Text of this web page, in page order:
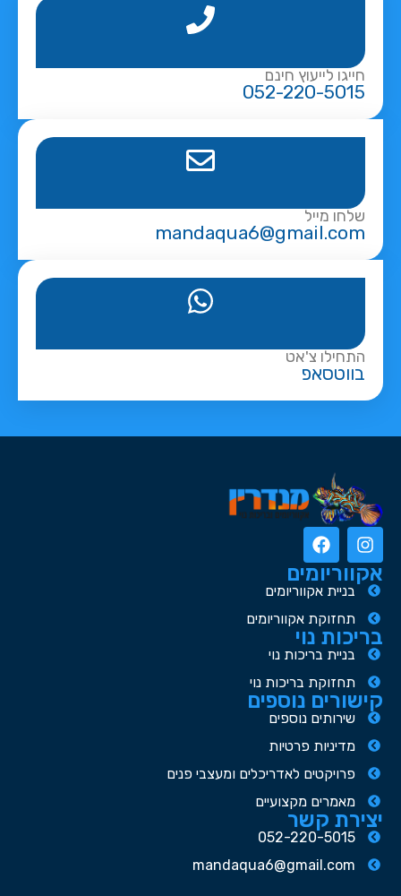
חייגו לייעוץ חינם
052-220-5015
שלחו מייל
mandaqua6@gmail.com
התחילו צ'אט
בווטסאפ
אקווריומים
בניית אקווריומים
תחזוקת אקווריומים
בריכות נוי
בניית בריכות נוי
תחזוקת בריכות נוי
קישורים נוספים
שירותים נוספים
מדיניות פרטיות
פרויקטים לאדריכלים ומעצבי פנים
מאמרים מקצועיים
יצירת קשר
052-220-5015
mandaqua6@gmail.com